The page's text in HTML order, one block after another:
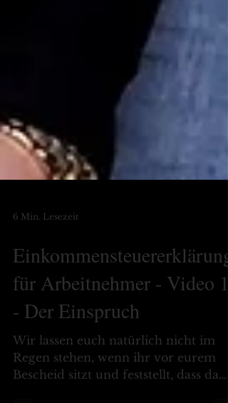
Einkommensteuererklärung
für Arbeitnehmer - Video 10
- Der Einspruch
Wir lassen euch natürlich nicht im
Regen stehen, wenn ihr vor eurem